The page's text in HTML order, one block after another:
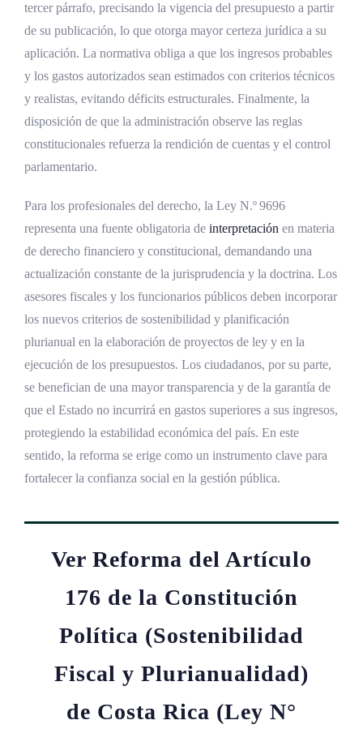
tercer párrafo, precisando la vigencia del presupuesto a partir
de su publicación, lo que otorga mayor certeza jurídica a su
aplicación. La normativa obliga a que los ingresos probables
y los gastos autorizados sean estimados con criterios técnicos
y realistas, evitando déficits estructurales. Finalmente, la
disposición de que la administración observe las reglas
constitucionales refuerza la rendición de cuentas y el control
parlamentario.
Para los profesionales del derecho, la Ley N.º 9696
representa una fuente obligatoria de interpretación en materia
de derecho financiero y constitucional, demandando una
actualización constante de la jurisprudencia y la doctrina. Los
asesores fiscales y los funcionarios públicos deben incorporar
los nuevos criterios de sostenibilidad y planificación
plurianual en la elaboración de proyectos de ley y en la
ejecución de los presupuestos. Los ciudadanos, por su parte,
se benefician de una mayor transparencia y de la garantía de
que el Estado no incurrirá en gastos superiores a sus ingresos,
protegiendo la estabilidad económica del país. En este
sentido, la reforma se erige como un instrumento clave para
fortalecer la confianza social en la gestión pública.
Ver Reforma del Artículo
176 de la Constitución
Política (Sostenibilidad
Fiscal y Plurianualidad)
de Costa Rica (Ley N°